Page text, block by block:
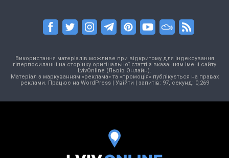
Використання матеріалів можливе при відкритому для індексування
гіперпосиланні на сторінку оригінальної статті з вказанням імені сайту
LvivOnline (Львів Онлайн).
Матеріал з маркуванням «реклама» та «промоція» публікується на правах
реклами. Працює на WordPress| Увійти | запитів: 97, секунд: 0,269